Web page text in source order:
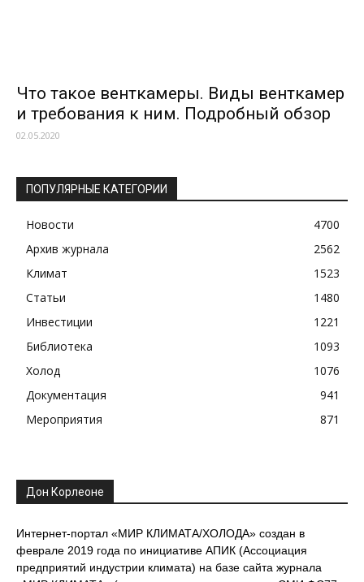
Что такое венткамеры. Виды венткамер
и требования к ним. Подробный обзор
02.05.2020
ПОПУЛЯРНЫЕ КАТЕГОРИИ
Новости
4700
Архив журнала
2562
Климат
1523
Статьи
1480
Инвестиции
1221
Библиотека
1093
Холод
1076
Документация
941
Мероприятия
871
Дон Корлеоне
Интернет-портал «МИР КЛИМАТА/ХОЛОДА» создан в
феврале 2019 года по инициативе АПИК (Ассоциация
предприятий индустрии климата) на базе сайта журнала